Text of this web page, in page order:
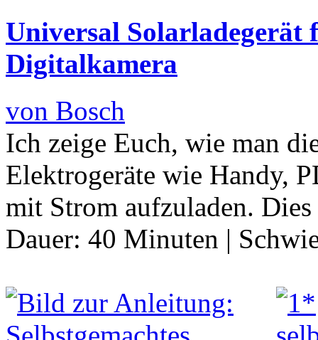
Universal Solarladegerät
Digitalkamera
von Bosch
Ich zeige Euch, wie man
Elektrogeräte wie Handy,
mit Strom aufzuladen.
Dauer: 40 Minuten |